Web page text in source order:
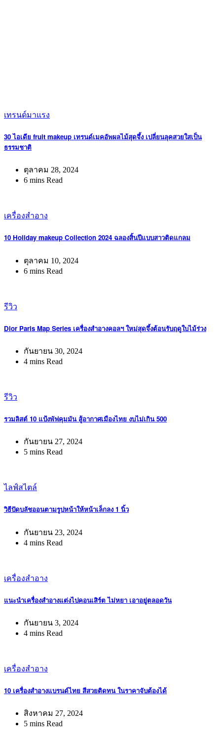
เทรนด์มาแรง
30 ไอเดีย fruit makeup เทรนด์เมคอัพผลไม้สุดจึ้ง เปลี่ยนลุคสวยใสเป็น
ธรรมชาติ
ตุลาคม 28, 2024
6 mins Read
เครื่องสำอาง
10 Holiday makeup Collection 2024 ฉลองสิ้นปีแบบสาวติดแกลม
ตุลาคม 10, 2024
6 mins Read
รีวิว
Dior Paris Map Series เครื่องสำอางคอลฯ ใหม่สุดจึ้งต้อนรับฤดูใบไม้ร่วง
กันยายน 30, 2024
4 mins Read
รีวิว
รวมลิสต์ 10 แป้งพัฟคุมมัน สู้อากาศเมืองไทย งบไม่เกิน 500
กันยายน 27, 2024
5 mins Read
ไลฟ์สไตล์
วิธีปัดบลัชออนตามรูปหน้าให้หน้าเล็กลง 1 นิ้ว
กันยายน 23, 2024
4 mins Read
เครื่องสำอาง
แนะนำเครื่องสำอางแต่งไปคอนเสิร์ต ไม่หยา เอาอยู่ตลอดวัน
กันยายน 3, 2024
4 mins Read
เครื่องสำอาง
10 เครื่องสำอางแบรนด์ไทย สีสวยติดทน ในราคาจับต้องได้
สิงหาคม 27, 2024
5 mins Read